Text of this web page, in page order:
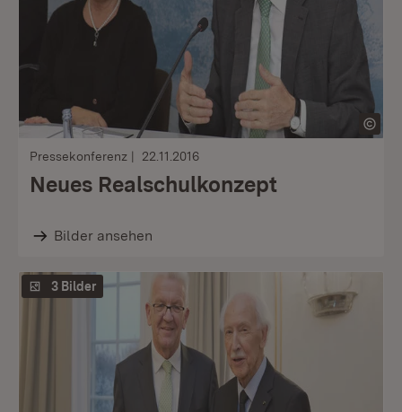
Pressekonferenz 22.11.2016
Neues Realschulkonzept
Bilder ansehen
3 Bilder